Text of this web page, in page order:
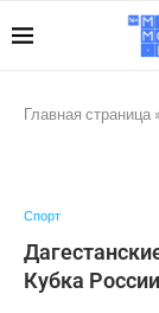
Главная страница »
Спорт
Кубка России